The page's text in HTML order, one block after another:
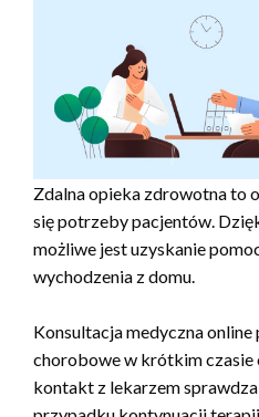
Zdalna opieka zdrowotna to
się potrzeby pacjentów.
możliwe jest uzyskanie
wychodzenia z domu.
Konsultacja medyczna
chorobowe w krótkim czasie
kontakt z lekarzem